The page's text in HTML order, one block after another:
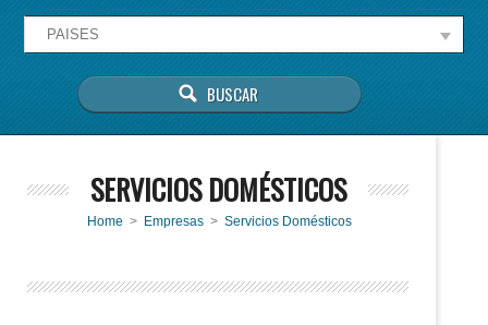
SERVICIOS DOMÉSTICOS
Home > Empresas > Servicios Domésticos